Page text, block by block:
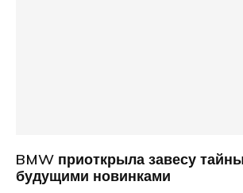
BMW приоткрыла завесу
будущими новинками